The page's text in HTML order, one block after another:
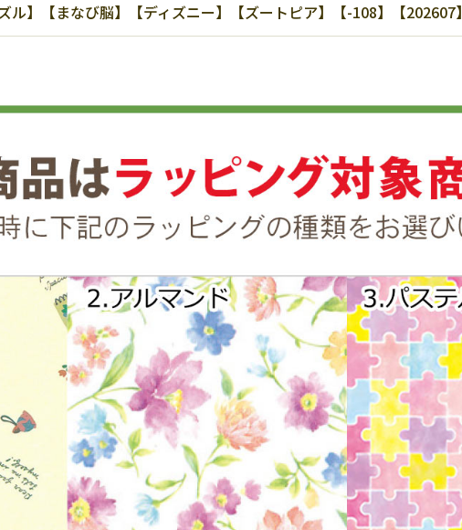
ル】【まなび脳】【ディズニー】【ズートピア】【-108】【202607】